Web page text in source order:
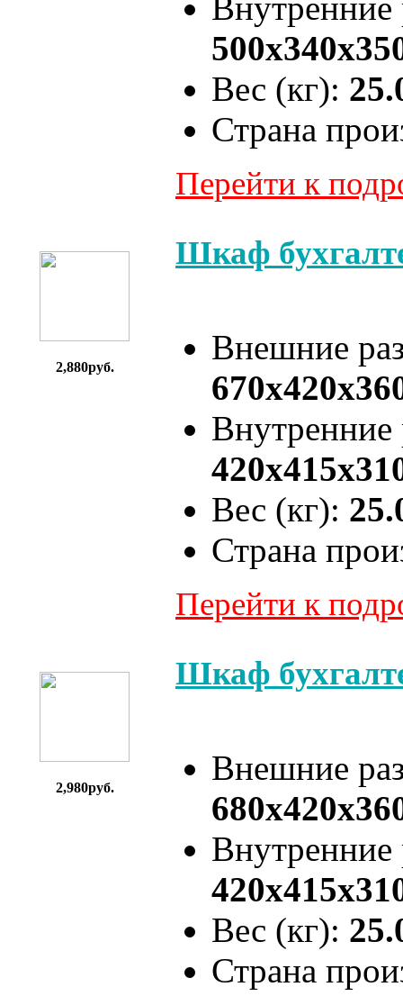
Вес (кг):
Страна
Перейти к
2,880руб.
Шкаф
Внешние
Вес (кг):
Страна
Перейти к
2,980руб.
Шкаф
Внешние
Вес (кг):
Страна